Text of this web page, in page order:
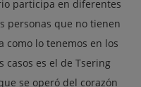
participa en diferentes
personas que no tienen
como lo tenemos en los
casos es el de Tsering
se operó del corazón